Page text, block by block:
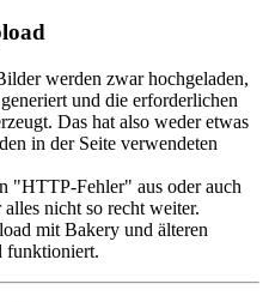
werden zwar hochgeladen,
und die erforderlichen
Das hat also weder etwas
in der Seite verwendeten
"HTTP-Fehler" aus oder auch
nicht so recht weiter.
mit Bakery und älteren
funktioniert.